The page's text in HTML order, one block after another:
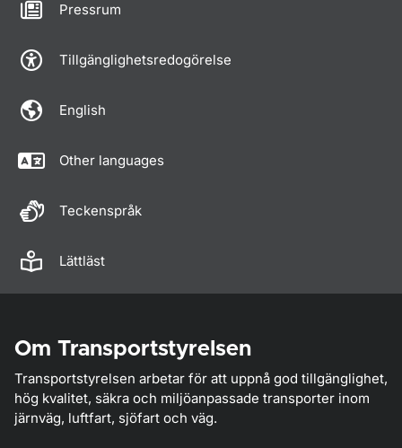
Pressrum
Tillgänglighetsredogörelse
English
Other languages
Teckenspråk
Lättläst
Om Transportstyrelsen
Transportstyrelsen arbetar för att uppnå god tillgänglighet,
hög kvalitet, säkra och miljöanpassade transporter inom
järnväg, luftfart, sjöfart och väg.